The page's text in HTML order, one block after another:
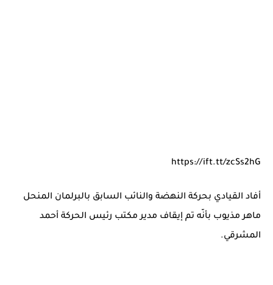
https://ift.tt/zcSs2hG
أفاد القيادي بحركة النهضة والنائب السابق بالبرلمان المنحل
ماهر مذيوب بأنّه تم إيقاف مدير مكتب رئيس الحركة أحمد
المشرقي.